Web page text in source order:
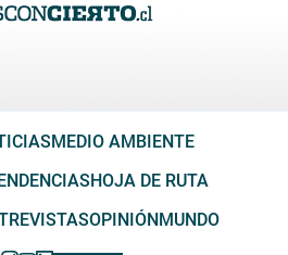
MEDIO AMBIENTE
HOJA DE RUTA
OPINIÓN MUNDO